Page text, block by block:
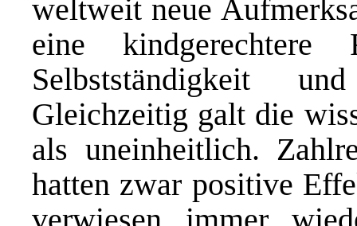
weltweit neue
eine
Selbstständigkeit
Gleichzeitig galt die
als uneinheitlich.
hatten zwar positive